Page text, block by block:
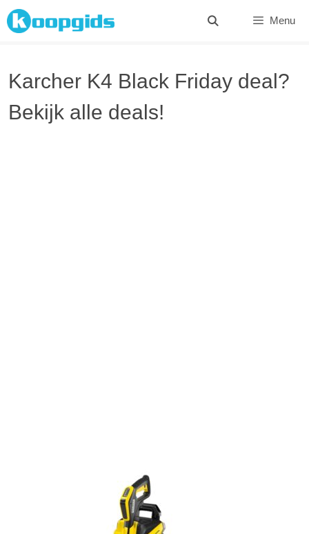
Spring
naar
Menu
Karcher K4 Black Friday deal?
Bekijk alle deals!